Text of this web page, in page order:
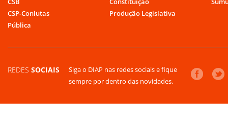
CSP-Conlutas
Pública
Produção Legislativa
REDES SOCIAIS
Siga o DIAP nas redes sociais e fique
sempre por dentro das novidades.